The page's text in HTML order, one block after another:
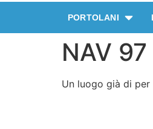
PORTOLANI
NAV
Un luogo già di